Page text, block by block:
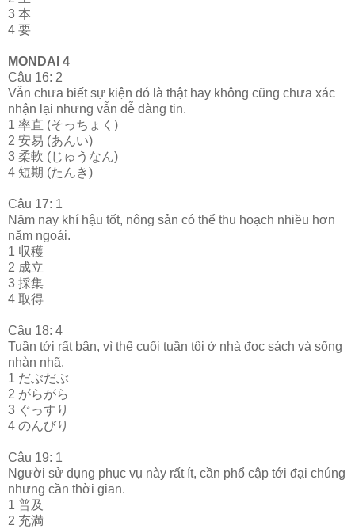
3 本
4 要
MONDAI 4
Câu 16: 2
Vẫn chưa biết sự kiện đó là thật hay không cũng chưa xác
nhận lại nhưng vẫn dễ dàng tin.
1 率直 (そっちょく)
2 安易 (あんい)
3 柔軟 (じゅうなん)
4 短期 (たんき)
Câu 17: 1
Năm nay khí hậu tốt, nông sản có thể thu hoạch nhiều hơn
năm ngoái.
1 収穫
2 成立
3 採集
4 取得
Câu 18: 4
Tuần tới rất bận, vì thế cuối tuần tôi ở nhà đọc sách và sống
nhàn nhã.
1 だぶだぶ
2 がらがら
3 ぐっすり
4 のんびり
Câu 19: 1
Người sử dụng phục vụ này rất ít, cần phổ cập tới đại chúng
nhưng cần thời gian.
1 普及
2 充満